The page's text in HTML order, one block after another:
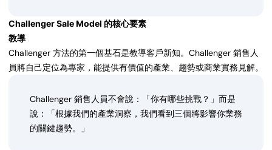
Challenger Sale Model 的核心要素
教導
Challenger 方法的第一個基石是教導客戶新知。Challenger 銷售人
員將自己定位為專家，能提供有價值的產業、趨勢或商業實務見解。
Challenger 銷售人員不會說：「你有哪些挑戰？」而是
說：「根據我們的產業洞察，我們看到三個將影響你業務
的關鍵趨勢。」